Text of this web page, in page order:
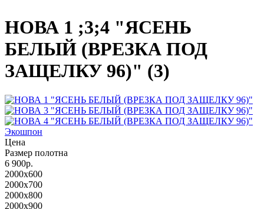
НОВА 1 ;3;4 "ЯСЕНЬ
БЕЛЫЙ (ВРЕЗКА ПОД
ЗАЩЕЛКУ 96)" (3)
Экошпон
Цена
Размер полотна
6 900р.
2000x600
2000x700
2000x800
2000x900